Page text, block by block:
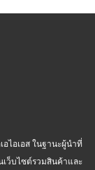
ไอเอส ในฐานะผู้นำที่
ว็บไซต์รวมสินค้าและ